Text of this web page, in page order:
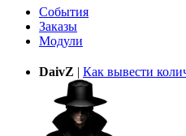
События
Заказы
Модули
DaivZ | Как вывести